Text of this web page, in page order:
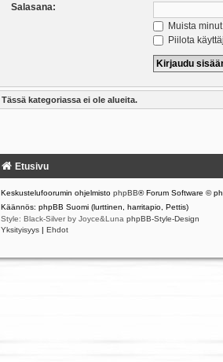
Salasana:
Muista minut
Piilota
Tässä kategoriassa ei ole alueita.
Etusivu
Keskustelufoorumin ohjelmisto phpBB® Forum Software ©
Käännös: phpBB Suomi (lurttinen, harritapio, Pettis)
Style: Black-Silver by Joyce&Luna phpBB-Style-Design
Yksityisyys | Ehdot